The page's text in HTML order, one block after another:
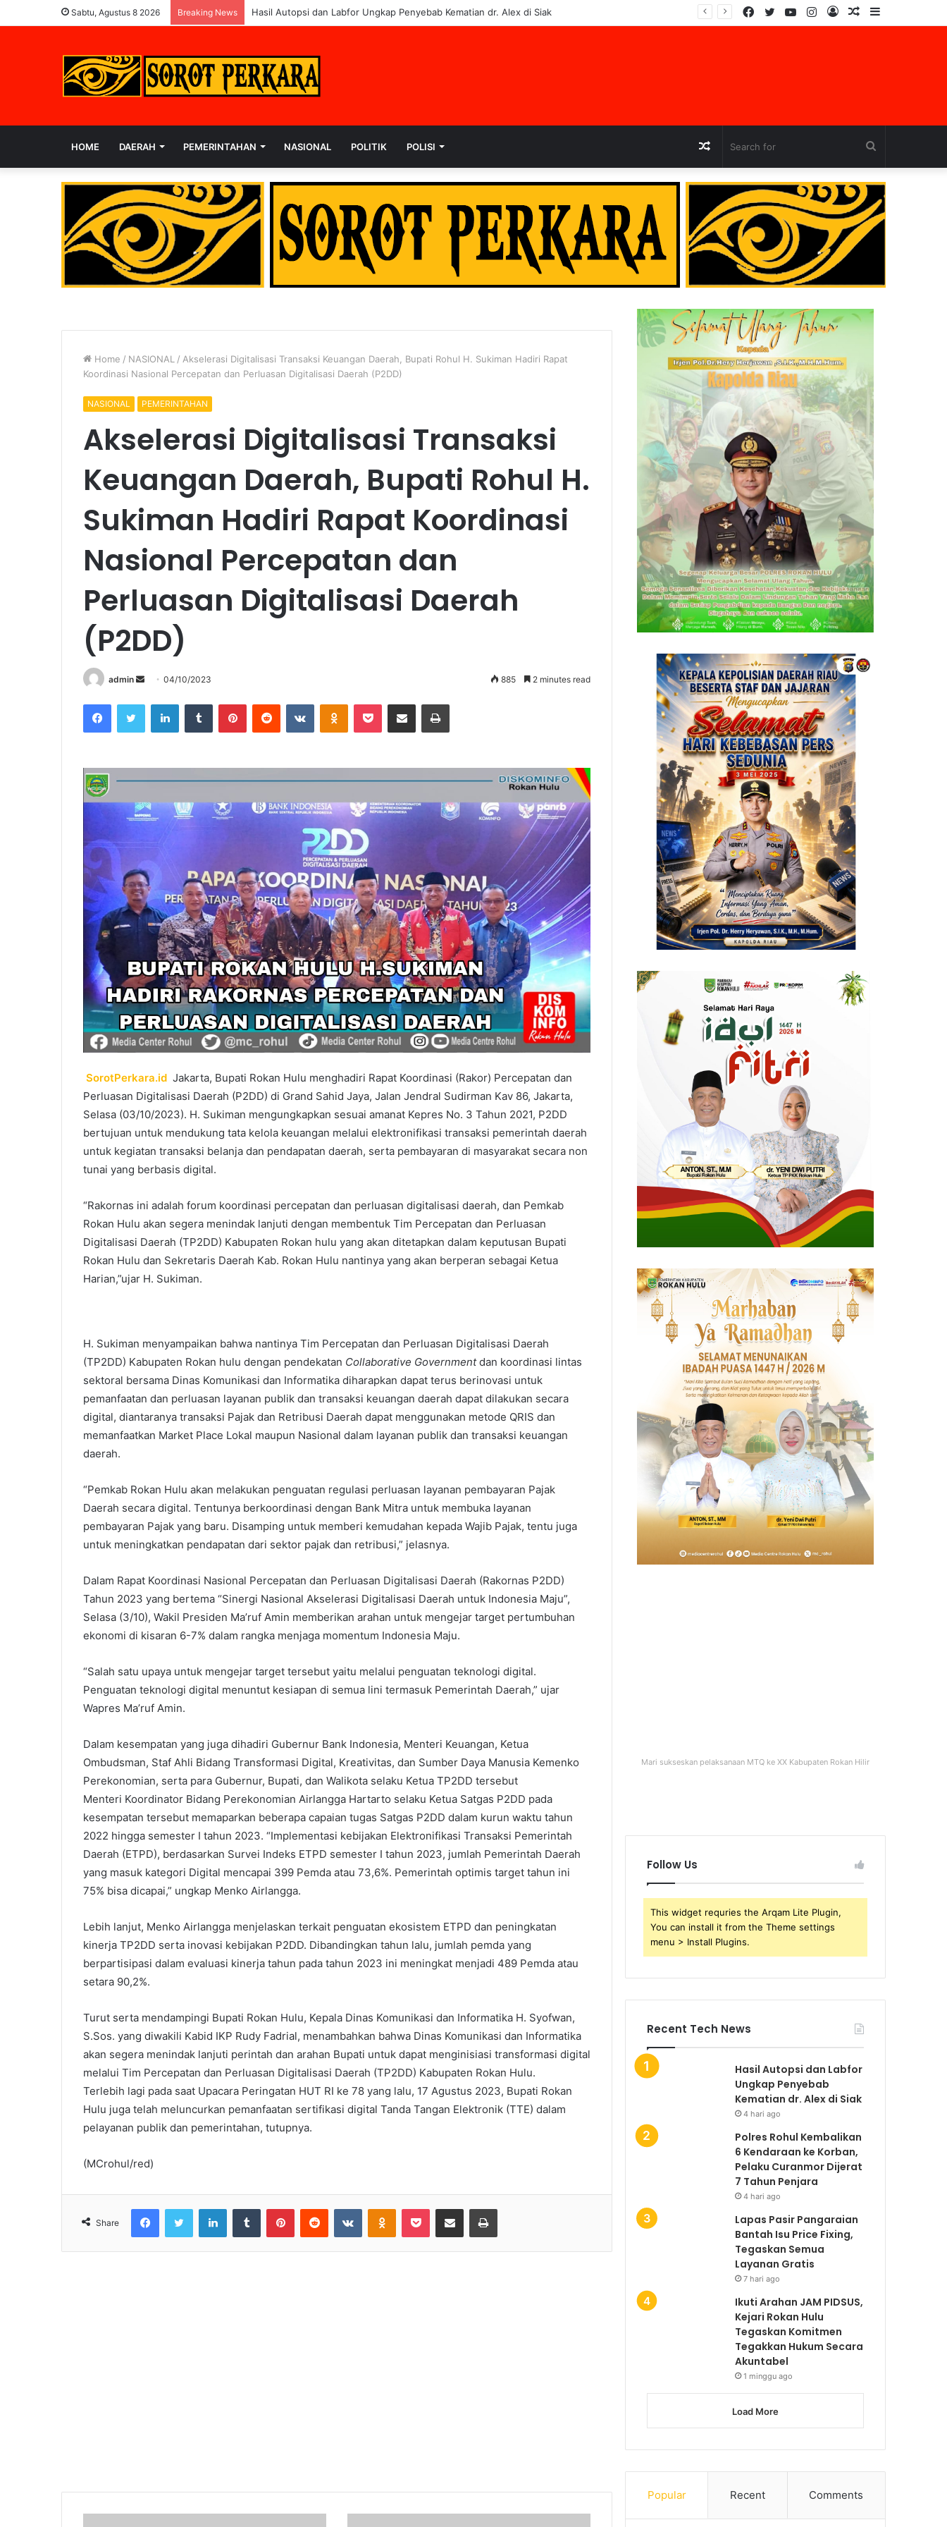
Sabtu, Agustus 8 2026 Breaking News Polres Rohul Kembalikan 6 Kendaraan ke Korban, Pelaku Curanmor Dijerat 7 Tahun Penjara Sidebar
Random
Log
Instagram
YouTube
Twitter
Facebook
HOME DAERAH PEMERINTAHAN NASIONAL POLITIK POLISI
for
Random
Article
Home / NASIONAL / Akselerasi Digitalisasi Transaksi Keuangan Daerah, Bupati Rohul H. Sukiman Hadiri Rapat
Koordinasi Nasional Percepatan dan Perluasan Digitalisasi Daerah (P2DD)
NASIONAL PEMERINTAHAN
Akselerasi Digitalisasi Transaksi
Keuangan Daerah, Bupati Rohul H.
Sukiman Hadiri Rapat Koordinasi
Nasional Percepatan dan
Perluasan Digitalisasi Daerah
(P2DD)
admin
Send
email
04/10/2023 885 2 minutes read
FacebookTwitter LinkedInTumblr PinterestReddit VKontakteOdnoklassniki
Pocket Share via Email Print
SorotPerkara.id Jakarta, Bupati Rokan Hulu menghadiri Rapat Koordinasi (Rakor) Percepatan dan
Perluasan Digitalisasi Daerah (P2DD) di Grand Sahid Jaya, Jalan Jendral Sudirman Kav 86, Jakarta,
Selasa (03/10/2023). H. Sukiman mengungkapkan sesuai amanat Kepres No. 3 Tahun 2021, P2DD
bertujuan untuk mendukung tata kelola keuangan melalui elektronifikasi transaksi pemerintah daerah
untuk kegiatan transaksi belanja dan pendapatan daerah, serta pembayaran di masyarakat secara non
tunai yang berbasis digital.
“Rakornas ini adalah forum koordinasi percepatan dan perluasan digitalisasi daerah, dan Pemkab
Rokan Hulu akan segera menindak lanjuti dengan membentuk Tim Percepatan dan Perluasan
Digitalisasi Daerah (TP2DD) Kabupaten Rokan hulu yang akan ditetapkan dalam keputusan Bupati
Rokan Hulu dan Sekretaris Daerah Kab. Rokan Hulu nantinya yang akan berperan sebagai Ketua
Harian,”ujar H. Sukiman.
H. Sukiman menyampaikan bahwa nantinya Tim Percepatan dan Perluasan Digitalisasi Daerah
(TP2DD) Kabupaten Rokan hulu dengan pendekatan Collaborative Governmentdan koordinasi lintas
sektoral bersama Dinas Komunikasi dan Informatika diharapkan dapat terus berinovasi untuk
pemanfaatan dan perluasan layanan publik dan transaksi keuangan daerah dapat dilakukan secara
digital, diantaranya transaksi Pajak dan Retribusi Daerah dapat menggunakan metode QRIS dan
memanfaatkan Market Place Lokal maupun Nasional dalam layanan publik dan transaksi keuangan
daerah.
“Pemkab Rokan Hulu akan melakukan penguatan regulasi perluasan layanan pembayaran Pajak
Daerah secara digital. Tentunya berkoordinasi dengan Bank Mitra untuk membuka layanan
pembayaran Pajak yang baru. Disamping untuk memberi kemudahan kepada Wajib Pajak, tentu juga
untuk meningkatkan pendapatan dari sektor pajak dan retribusi,” jelasnya.
Dalam Rapat Koordinasi Nasional Percepatan dan Perluasan Digitalisasi Daerah (Rakornas P2DD)
Tahun 2023 yang bertema “Sinergi Nasional Akselerasi Digitalisasi Daerah untuk Indonesia Maju”,
Selasa (3/10), Wakil Presiden Ma’ruf Amin memberikan arahan untuk mengejar target pertumbuhan
ekonomi di kisaran 6-7% dalam rangka menjaga momentum Indonesia Maju.
“Salah satu upaya untuk mengejar target tersebut yaitu melalui penguatan teknologi digital.
Penguatan teknologi digital menuntut kesiapan di semua lini termasuk Pemerintah Daerah,” ujar
Wapres Ma’ruf Amin.
Dalam kesempatan yang juga dihadiri Gubernur Bank Indonesia, Menteri Keuangan, Ketua
Ombudsman, Staf Ahli Bidang Transformasi Digital, Kreativitas, dan Sumber Daya Manusia Kemenko
Perekonomian, serta para Gubernur, Bupati, dan Walikota selaku Ketua TP2DD tersebut
Menteri Koordinator Bidang Perekonomian Airlangga Hartarto selaku Ketua Satgas P2DD pada
kesempatan tersebut memaparkan beberapa capaian tugas Satgas P2DD dalam kurun waktu tahun
2022 hingga semester I tahun 2023. “Implementasi kebijakan Elektronifikasi Transaksi Pemerintah
Daerah (ETPD), berdasarkan Survei Indeks ETPD semester I tahun 2023, jumlah Pemerintah Daerah
yang masuk kategori Digital mencapai 399 Pemda atau 73,6%. Pemerintah optimis target tahun ini
75% bisa dicapai,” ungkap Menko Airlangga.
Lebih lanjut, Menko Airlangga menjelaskan terkait penguatan ekosistem ETPD dan peningkatan
kinerja TP2DD serta inovasi kebijakan P2DD. Dibandingkan tahun lalu, jumlah pemda yang
berpartisipasi dalam evaluasi kinerja tahun pada tahun 2023 ini meningkat menjadi 489 Pemda atau
setara 90,2%.
Turut serta mendampingi Bupati Rokan Hulu, Kepala Dinas Komunikasi dan Informatika H. Syofwan,
S.Sos. yang diwakili Kabid IKP Rudy Fadrial, menambahkan bahwa Dinas Komunikasi dan Informatika
akan segera menindak lanjuti perintah dan arahan Bupati untuk dapat menginisiasi transformasi digital
melalui Tim Percepatan dan Perluasan Digitalisasi Daerah (TP2DD) Kabupaten Rokan Hulu.
Terlebih lagi pada saat Upacara Peringatan HUT RI ke 78 yang lalu, 17 Agustus 2023, Bupati Rokan
Hulu juga telah meluncurkan pemanfaatan sertifikasi digital Tanda Tangan Elektronik (TTE) dalam
pelayanan publik dan pemerintahan, tutupnya.
(MCrohul/red)
Share
FacebookTwitter LinkedInTumblr PinterestReddit VKontakteOdnoklassniki
Pocket Share via Email Print
Mari sukseskan pelaksanaan MTQ ke XX Kabupaten Rokan Hilir
Follow Us
This widget requries the Arqam Lite Plugin,
You can install it from the Theme settings
menu > Install Plugins.
Recent Tech News
Hasil Autopsi dan Labfor
Ungkap Penyebab
Kematian dr. Alex di Siak
4 hari ago
Polres Rohul Kembalikan
6 Kendaraan ke Korban,
Pelaku Curanmor Dijerat
7 Tahun Penjara
4 hari ago
Lapas Pasir Pangaraian
Bantah Isu Price Fixing,
Tegaskan Semua
Layanan Gratis
7 hari ago
Ikuti Arahan JAM PIDSUS,
Kejari Rokan Hulu
Tegaskan Komitmen
Tegakkan Hukum Secara
Akuntabel
1 minggu ago
Load More
Popular Recent Comments